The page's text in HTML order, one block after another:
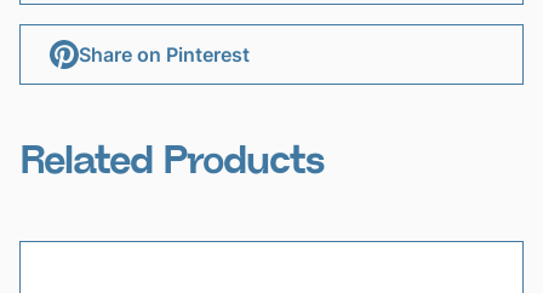
Share on Pinterest
Related Products